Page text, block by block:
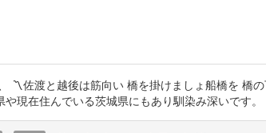
佐渡と越後は筋向い 橋を掛けましょ船橋を 橋
現在住んでいる茨城県にもあり馴染み深いです